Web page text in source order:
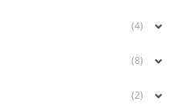
(4)
(8)
(2)